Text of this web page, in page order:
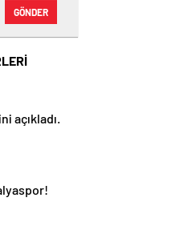
GÖNDER
açıkladı.